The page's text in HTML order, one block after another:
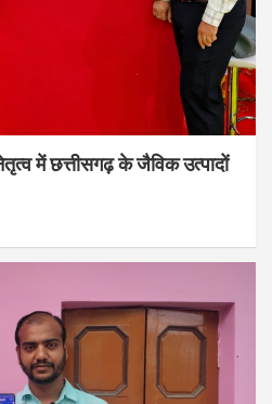
में छत्तीसगढ़ के जैविक उत्पादों